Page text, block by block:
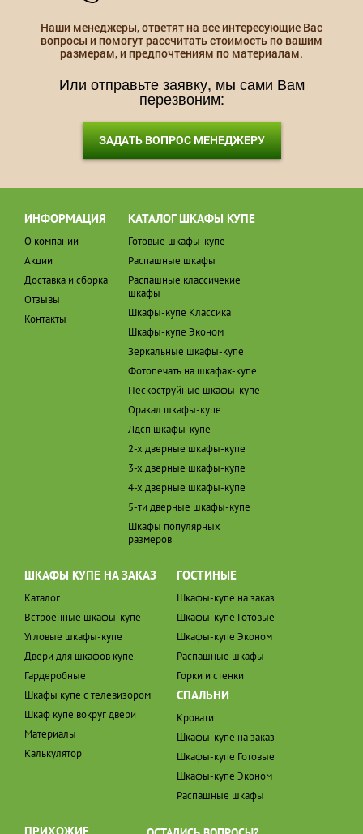
Наши менеджеры, ответят на все интересующие Вас
вопросы и помогут рассчитать стоимость по вашим
размерам, и предпочтениям по материалам.
Или отправьте заявку, мы сами Вам
перезвоним:
ЗАДАТЬ ВОПРОС МЕНЕДЖЕРУ
ИНФОРМАЦИЯ
О компании
Акции
Доставка и сборка
Отзывы
Контакты
КАТАЛОГ ШКАФЫ КУПЕ
Готовые шкафы-купе
Распашные шкафы
Распашные классичекие
шкафы
Шкафы-купе Классика
Шкафы-купе Эконом
Зеркальные шкафы-купе
Фотопечать на шкафах-купе
Пескоструйные шкафы-купе
Оракал шкафы-купе
Лдсп шкафы-купе
2-х дверные шкафы-купе
3-х дверные шкафы-купе
4-х дверные шкафы-купе
5-ти дверные шкафы-купе
Шкафы популярных
размеров
ШКАФЫ КУПЕ НА ЗАКАЗ
Каталог
Встроенные шкафы-купе
Угловые шкафы-купе
Двери для шкафов купе
Гардеробные
Шкафы купе с телевизором
Шкаф купе вокруг двери
Материалы
Калькулятор
ГОСТИНЫЕ
Шкафы-купе на заказ
Шкафы-купе Готовые
Шкафы-купе Эконом
Распашные шкафы
Горки и стенки
СПАЛЬНИ
Кровати
Шкафы-купе на заказ
Шкафы-купе Готовые
Шкафы-купе Эконом
Распашные шкафы